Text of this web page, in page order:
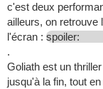
c'est deux
ailleurs, on retrouve
l'écran : spoiler:
.
Goliath est un
jusqu'à la fin, tout